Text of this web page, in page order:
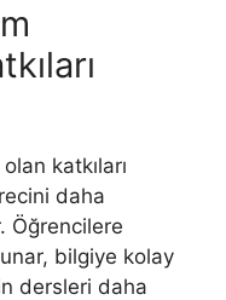
katkıları
daha
Öğrencilere
bilgiye kolay
dersleri daha